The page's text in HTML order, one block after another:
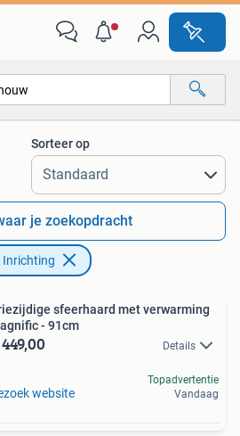
afstanden…
Sorteer op
je zoekopdracht
Inrichting
sfeerhaard met verwarming
- 91cm
Details
website
Topadvertentie
Vandaag